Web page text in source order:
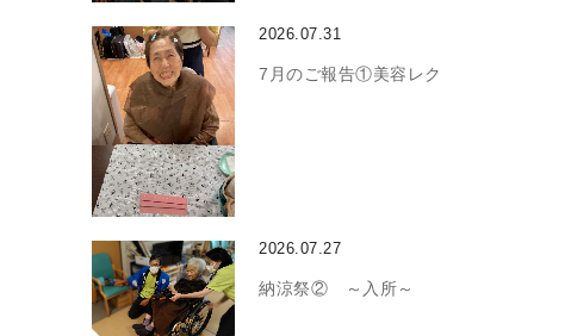
2026.07.31
7月のご報告①美容レク
2026.07.27
納涼祭② ～入所～